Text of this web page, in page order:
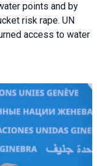
points and by
risk rape. UN
access to water